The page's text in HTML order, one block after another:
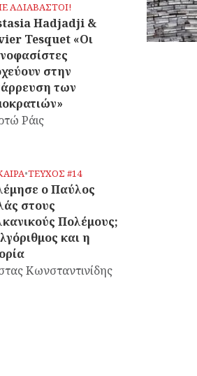
ΑΔΙΑΒΑΣΤΟΙ!
Hadjadji &
Tesquet «Οι
στην
των
Ράις
•ΤΕΥΧΟΣ #14
ο Παύλος
στους
Πολέμους;
και η
Κωνσταντινίδης